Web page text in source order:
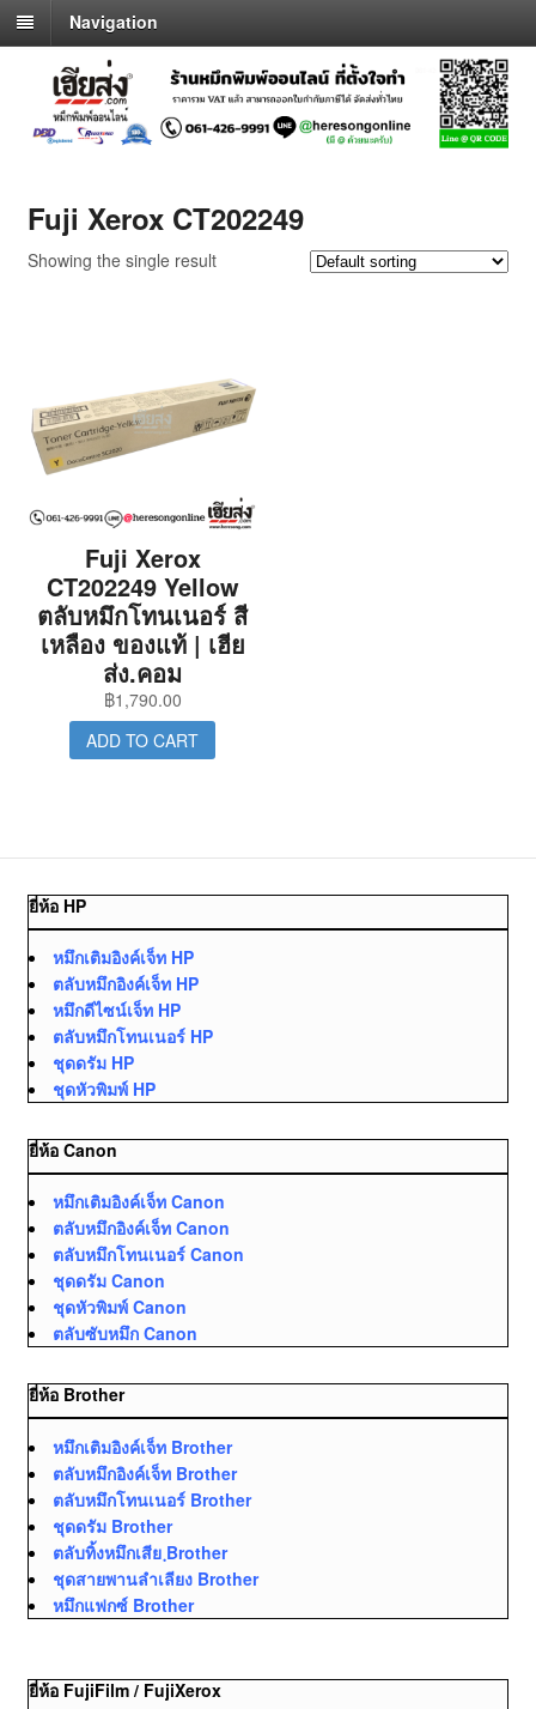
Navigation
Fuji Xerox CT202249
Showing the single result
Fuji Xerox
CT202249 Yellow
ตลับหมึกโทนเนอร์ สี
เหลือง ของแท้ | เฮีย
ส่ง.คอม
฿1,790.00
ADD TO CART
ยี่ห้อ HP
หมึกเติมอิงค์เจ็ท HP
ตลับหมึกอิงค์เจ็ท HP
หมึกดีไซน์เจ็ท HP
ตลับหมึกโทนเนอร์ HP
ชุดดรัม HP
ชุดหัวพิมพ์ HP
ยี่ห้อ Canon
หมึกเติมอิงค์เจ็ท Canon
ตลับหมึกอิงค์เจ็ท Canon
ตลับหมึกโทนเนอร์ Canon
ชุดดรัม Canon
ชุดหัวพิมพ์ Canon
ตลับซับหมึก Canon
ยี่ห้อ Brother
หมึกเติมอิงค์เจ็ท Brother
ตลับหมึกอิงค์เจ็ท Brother
ตลับหมึกโทนเนอร์ Brother
ชุดดรัม Brother
ตลับทิ้งหมึกเสีย ฺBrother
ชุดสายพานลำเลียง Brother
หมึกแฟกซ์ Brother
ยี่ห้อ FujiFilm / FujiXerox